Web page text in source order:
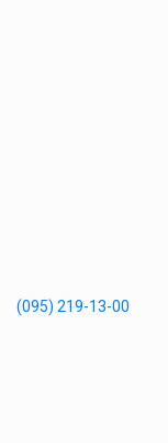
(095) 219-13-00